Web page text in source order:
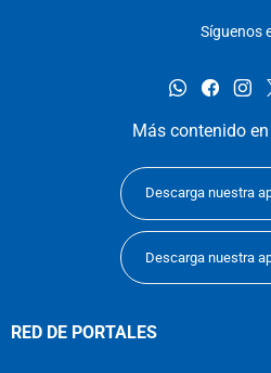
Síguenos
whatsapp
Más contenido en
Descarga nuestra
Descarga nuestra
RED DE PORTALES